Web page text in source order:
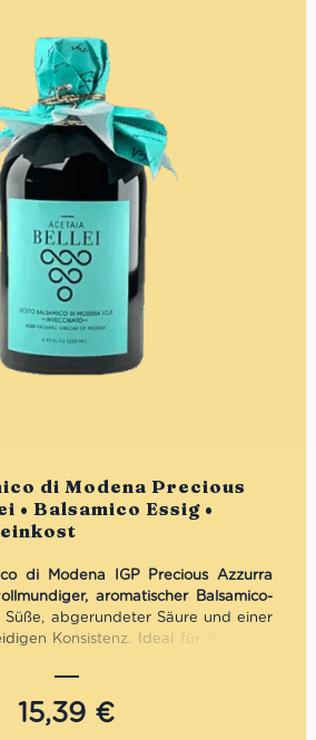
di Modena Precious
• Balsamico Essig •
di Modena IGP Precious Azzurra
aromatischer Balsamico-
Süße, abgerundeter Säure und einer
Konsistenz. Ideal für Antipasti,
Für Genießer, die
Notenschätzen.
15,39 €